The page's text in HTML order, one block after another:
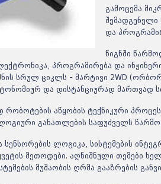
გამოცემა
შემადგენელი
და
წიგნში
პროგრამირება და
სრულ ციკლს - მარტივი 2WD
და დისტანციურად მართვად
აწყობის ტექნიკური
განათლების საფუძველს
სენსორების ლოგიკა, სისტემების
მეთოდები. აღნიშნული თემები
მუშაობის ღრმა გააზრების